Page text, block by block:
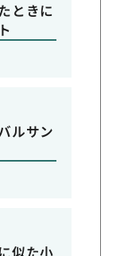
ときに
ルサン
似た小